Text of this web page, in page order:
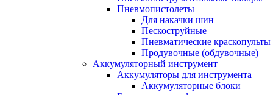
Пневмопистолеты
Для накачки шин
Пескоструйные
Пневматические краскопульты
Продувочные (обдувочные)
Аккумуляторный инструмент
Аккумуляторы для инструмента
Аккумуляторные блоки